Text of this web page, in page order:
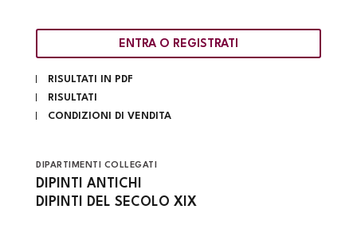
ENTRA O REGISTRATI
RISULTATI IN PDF
RISULTATI
CONDIZIONI DI VENDITA
DIPARTIMENTI COLLEGATI
DIPINTI ANTICHI
DIPINTI DEL SECOLO XIX